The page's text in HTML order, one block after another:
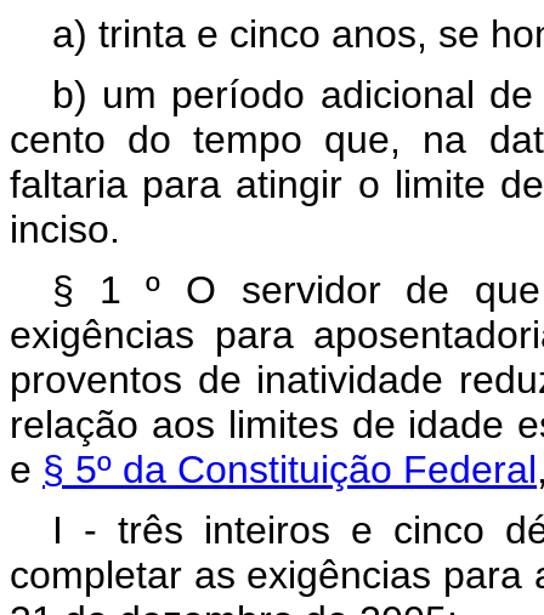
a) trinta e cinco anos, se
b) um período adicional
cento do tempo que, na
faltaria para atingir o limite
inciso.
§ 1 º O servidor de
exigências para
proventos de inatividade
relação aos limites de idade
e § 5º da Constituição Federal
I - três inteiros e cinco
completar as exigências